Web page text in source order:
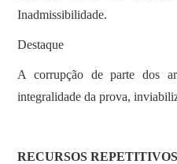
Inadmissibilidade.
Destaque
A corrupção de parte dos
integralidade da prova,
RECURSOS